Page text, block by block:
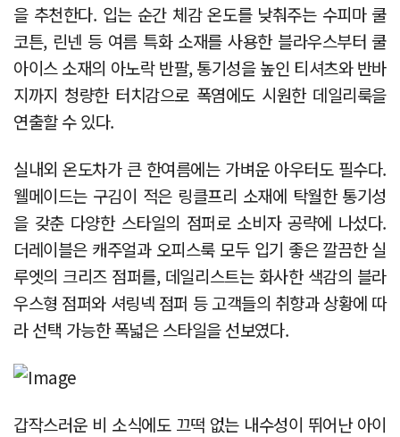
을 추천한다. 입는 순간 체감 온도를 낮춰주는 수피마 쿨
코튼, 린넨 등 여름 특화 소재를 사용한 블라우스부터 쿨
아이스 소재의 아노락 반팔, 통기성을 높인 티셔츠와 반바
지까지 청량한 터치감으로 폭염에도 시원한 데일리룩을
연출할 수 있다.
실내외 온도차가 큰 한여름에는 가벼운 아우터도 필수다.
웰메이드는 구김이 적은 링클프리 소재에 탁월한 통기성
을 갖춘 다양한 스타일의 점퍼로 소비자 공략에 나섰다.
더레이블은 캐주얼과 오피스룩 모두 입기 좋은 깔끔한 실
루엣의 크리즈 점퍼를, 데일리스트는 화사한 색감의 블라
우스형 점퍼와 셔링넥 점퍼 등 고객들의 취향과 상황에 따
라 선택 가능한 폭넓은 스타일을 선보였다.
갑작스러운 비 소식에도 끄떡 없는 내수성이 뛰어난 아이